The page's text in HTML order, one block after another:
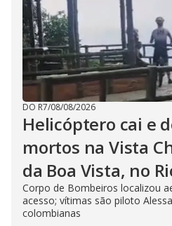
DO R7/08/08/2026
Helicóptero cai e
mortos na Vista
da Boa Vista, no
Corpo de Bombeiros localizou
acesso; vítimas são piloto
colombianas